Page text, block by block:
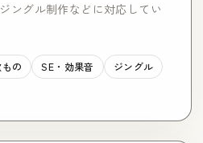
ングル制作などに対応してい
の SE・効果音
ジングル